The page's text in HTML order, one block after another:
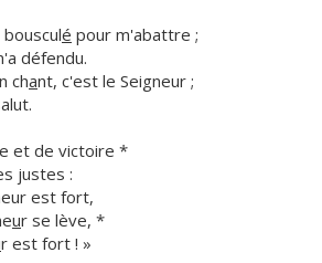
é pour m'abattre ;
défendu.
chant, c'est le Seigneur ;
et de victoire *
justes :
est fort,
ur se lève, *
r est fort ! »